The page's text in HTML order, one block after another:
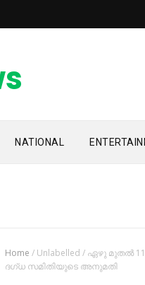
online
NATIONAL
Home / Unlabelled/ ഏ​​ഴു മു​​ത​​ല്‍
ദ​​ഗ്​​​ധ സ​​മി​​തി​​യു​​ടെ അ​​നു​​മ​​തി